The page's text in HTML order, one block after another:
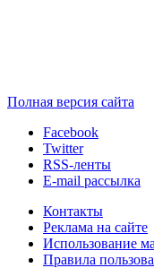
Полная версия сайта
Facebook
Twitter
RSS-ленты
E-mail рассылка
Контакты
Реклама на сайте
Использование
Правила